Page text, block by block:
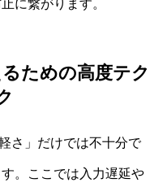
に繋がります。
ための高度テク
さ」だけでは不十分で
。ここでは入力遅延や